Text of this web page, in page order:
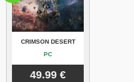
CRIMSON DESERT
PC
49.99 €